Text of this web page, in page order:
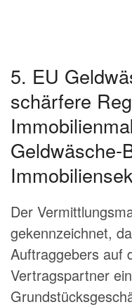
5. EU
schärfere
Geldwäsche-
Der
gekennzeichnet,
Auftraggebers auf
Vertragspartner